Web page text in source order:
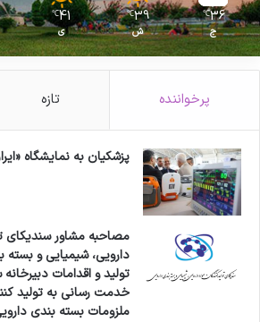
36
℃
ج
39
℃
ش
41
℃
ی
پرخواننده تازه
پزشکیان به نمایشگاه
مصاحبه مشاور سندیکای
دارویی، شیمیایی و بسته
تولید و اقدامات
خدمت رسانی به تولید
ملزومات بسته بندی